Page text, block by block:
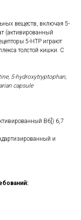
веществ, включая 5-
(активированный
5-HTP играют
толстой кишки. С
5-hydroxytryptophan,
capsule
B6]) 6,7
и